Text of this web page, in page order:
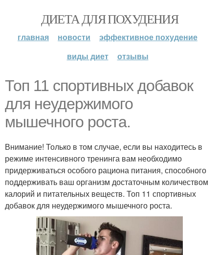
ДИЕТА ДЛЯ ПОХУДЕНИЯ
главная новости
эффективное похудение
виды диет
отзывы
Топ 11 спортивных добавок
для неудержимого
мышечного роста.
Внимание! Только в том случае, если вы находитесь в
режиме интенсивного тренинга вам необходимо
придерживаться особого рациона питания, способного
поддерживать ваш организм достаточным количеством
калорий и питательных веществ. Топ 11 спортивных
добавок для неудержимого мышечного роста.